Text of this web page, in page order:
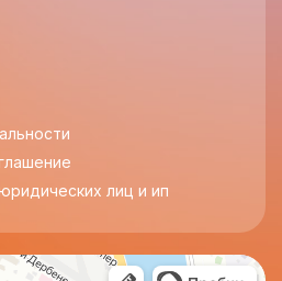
лиц и ип